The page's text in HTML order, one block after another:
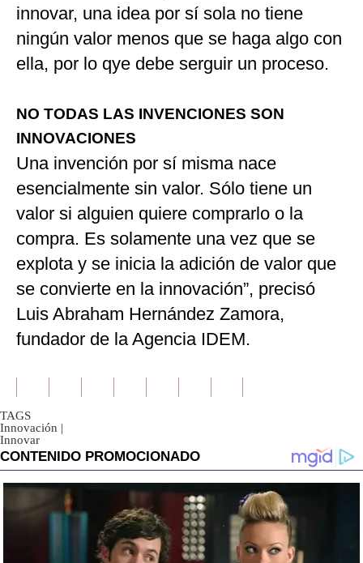
innovar, una idea por sí sola no tiene
ningún valor menos que se haga algo con
ella, por lo qye debe serguir un proceso.
NO TODAS LAS INVENCIONES SON
INNOVACIONES
Una invención por sí misma nace
esencialmente sin valor. Sólo tiene un
valor si alguien quiere comprarlo o la
compra. Es solamente una vez que se
explota y se inicia la adición de valor que
se convierte en la innovación”, precisó
Luis Abraham Hernández Zamora,
fundador de la Agencia IDEM.
TAGS
Innovación |
Innovar